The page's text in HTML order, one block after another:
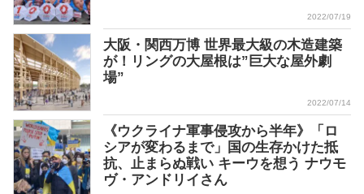
2022/07/19
大阪・関西万博 世界最大級の木造建築
が！リングの大屋根は”巨大な屋外劇
場”
2022/07/14
《ウクライナ軍事侵攻から半年》「ロ
シアが変わるまで」国の生存かけた抵
抗、止まらぬ戦い キーウを想う ナウモ
ヴ・アンドリイさん